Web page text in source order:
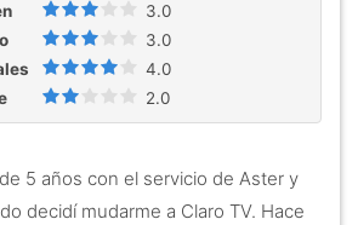
3.0
3.0
4.0
2.0
5 años con el servicio de Aster y
decidí mudarme a Claro TV. Hace